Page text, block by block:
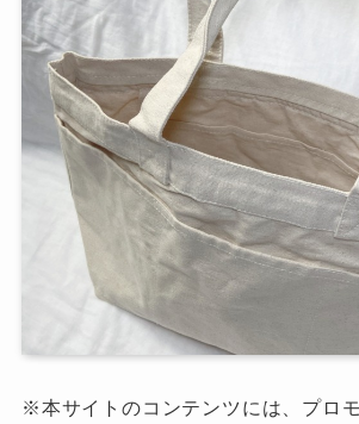
※本サイトのコンテンツには、プロ